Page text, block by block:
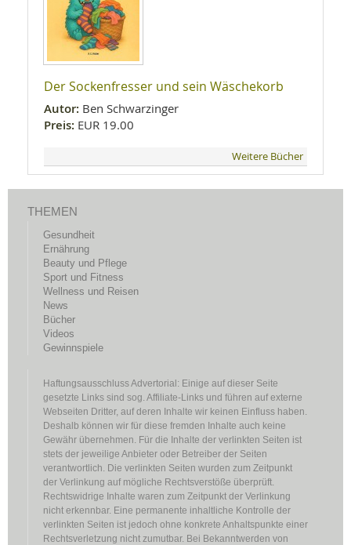
Der Sockenfresser und sein Wäschekorb
Autor: Ben Schwarzinger
Preis: EUR 19.00
Weitere Bücher
THEMEN
Gesundheit
Ernährung
Beauty und Pflege
Sport und Fitness
Wellness und Reisen
News
Bücher
Videos
Gewinnspiele
Haftungsausschluss Advertorial: Einige auf dieser Seite
gesetzte Links sind sog. Affiliate-Links und führen auf externe
Webseiten Dritter, auf deren Inhalte wir keinen Einfluss haben.
Deshalb können wir für diese fremden Inhalte auch keine
Gewähr übernehmen. Für die Inhalte der verlinkten Seiten ist
stets der jeweilige Anbieter oder Betreiber der Seiten
verantwortlich. Die verlinkten Seiten wurden zum Zeitpunkt
der Verlinkung auf mögliche Rechtsverstöße überprüft.
Rechtswidrige Inhalte waren zum Zeitpunkt der Verlinkung
nicht erkennbar. Eine permanente inhaltliche Kontrolle der
verlinkten Seiten ist jedoch ohne konkrete Anhaltspunkte einer
Rechtsverletzung nicht zumutbar. Bei Bekanntwerden von